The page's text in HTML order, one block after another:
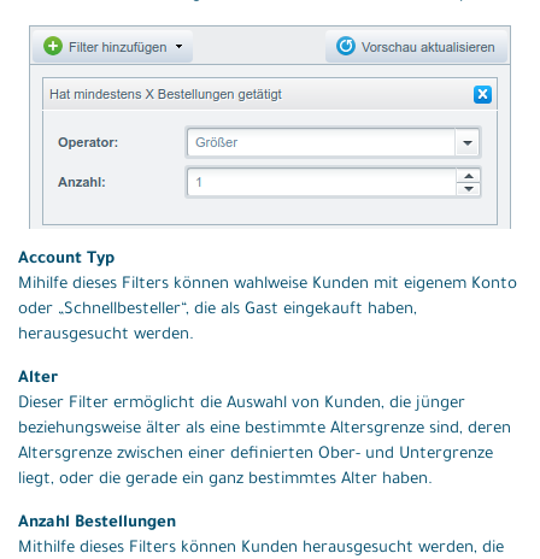
Account Typ
Mihilfe dieses Filters können wahlweise Kunden mit eigenem Konto
oder „Schnellbesteller“, die als Gast eingekauft haben,
herausgesucht werden.
Alter
Dieser Filter ermöglicht die Auswahl von Kunden, die jünger
beziehungsweise älter als eine bestimmte Altersgrenze sind, deren
Altersgrenze zwischen einer definierten Ober- und Untergrenze
liegt, oder die gerade ein ganz bestimmtes Alter haben.
Anzahl Bestellungen
Mithilfe dieses Filters können Kunden herausgesucht werden, die